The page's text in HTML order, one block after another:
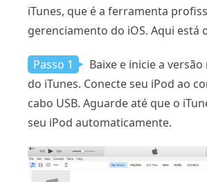
iTunes, que é a ferramenta
gerenciamento do iOS. Aqui está
Passo 1
Baixe e inicie a
do iTunes. Conecte seu iPod ao
cabo USB. Aguarde até que o
seu iPod automaticamente.